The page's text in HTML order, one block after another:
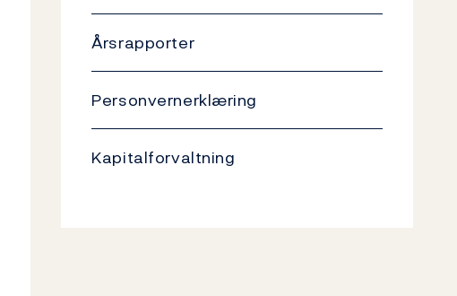
Årsrapporter
Personvernerklæring
Kapitalforvaltning